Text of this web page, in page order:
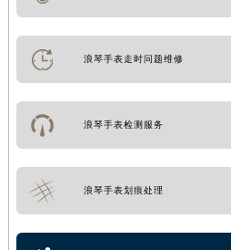
浪琴手表走时问题维修
浪琴手表检测服务
浪琴手表划痕处理